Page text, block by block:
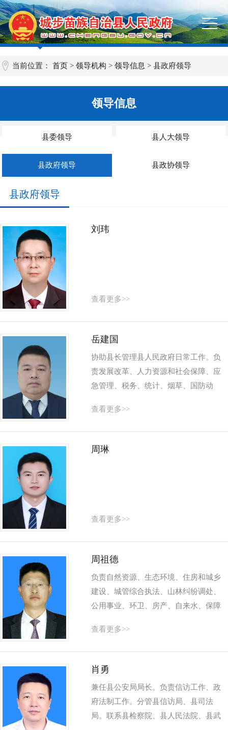
当前位置：首页 >领导机构 >领导信息 >县政府领导
领导信息
县委领导 县人大领导
县政府领导 县政协领导
县政府领导
刘玮
查看更多>>
岳建国
协助县长管理县人民政府日常工作。负
责发展改革、人力资源和社会保障、应
急管理、税务、统计、烟草、国防动
点项目、安全生产、消防、金...
查看更多>>
周琳
查看更多>>
周祖德
负责自然资源、生态环境、住房和城乡
建设、城管综合执法、山林纠纷调处、
公用事业、环卫、房产、自来水、保障
查看更多>>
肖勇
兼任县公安局局长。负责信访工作、政
府法制工作。分管县信访局、县司法
局。联系县检察院、县人民法院、县武